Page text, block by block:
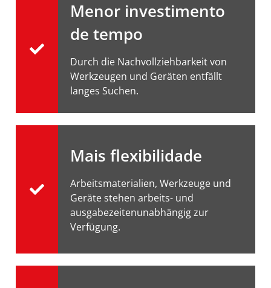
Menor investimento
de tempo
Durch die Nachvollziehbarkeit von
Werkzeugen und Geräten entfällt
langes Suchen.
Mais flexibilidade
Arbeitsmaterialien, Werkzeuge und
Geräte stehen arbeits- und
ausgabezeitenunabhängig zur
Verfügung.